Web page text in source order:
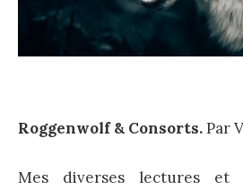
Roggenwolf & Consorts.Par
Mes diverses lectures et